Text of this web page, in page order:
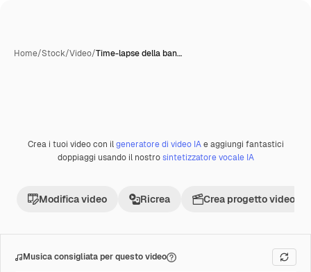
Home/Stock/Video/Time-lapse della ban…
Premium
Crea i tuoi video con ilgeneratore di video IAe aggiungi fantastici
doppiaggi usando il nostrosintetizzatore vocale IA
Modifica video Ricrea Crea progetto video
Musica consigliata per questo video